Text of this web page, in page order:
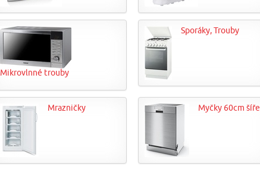
Mikrovlnné trouby
Sporáky, Trouby
Mrazničky Myčky 60cm šíře